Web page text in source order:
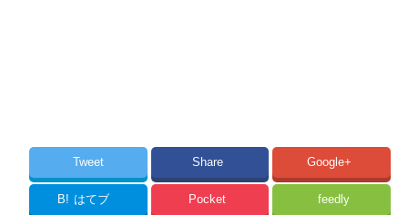
Tweet Share Google+
B! はてブ Pocket feedly